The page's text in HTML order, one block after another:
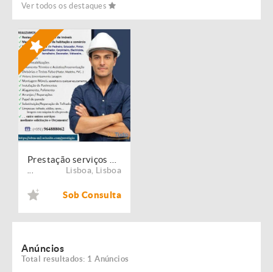
Ver todos os destaques
Lisboa Lisboa
Sob Consulta
Anúncios
Total resultados: 1 Anúncios